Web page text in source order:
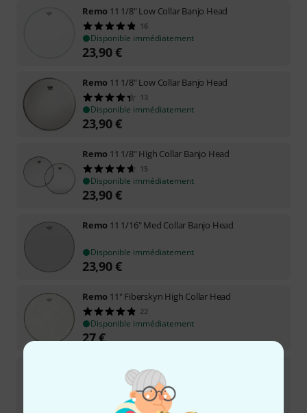
Remo 11 1/8" Low Collar Banjo Head
16
Disponible immédiatement
23,90€
Remo 11 1/8" Low Collar Banjo Head
13
Disponible immédiatement
23,90€
Remo 11 1/8" High Collar Banjo Head
15
Disponible immédiatement
23,90€
Remo 11 1/16" Med Collar Banjo Head
Disponible immédiatement
23,90€
Remo 11" Fiberskyn High Collar Head
22
Disponible immédiatement
27€
11" Renaissance Low Collar
Disponible immédiatement
€